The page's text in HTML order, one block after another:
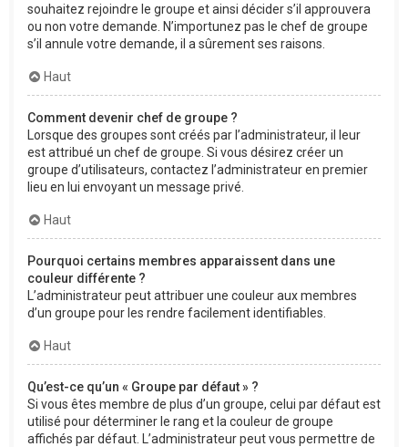
souhaitez rejoindre le groupe et ainsi décider s’il approuvera
ou non votre demande. N’importunez pas le chef de groupe
s’il annule votre demande, il a sûrement ses raisons.
Haut
Comment devenir chef de groupe ?
Lorsque des groupes sont créés par l’administrateur, il leur
est attribué un chef de groupe. Si vous désirez créer un
groupe d’utilisateurs, contactez l’administrateur en premier
lieu en lui envoyant un message privé.
Haut
Pourquoi certains membres apparaissent dans une
couleur différente ?
L’administrateur peut attribuer une couleur aux membres
d’un groupe pour les rendre facilement identifiables.
Haut
Qu’est-ce qu’un « Groupe par défaut » ?
Si vous êtes membre de plus d’un groupe, celui par défaut est
utilisé pour déterminer le rang et la couleur de groupe
affichés par défaut. L’administrateur peut vous permettre de